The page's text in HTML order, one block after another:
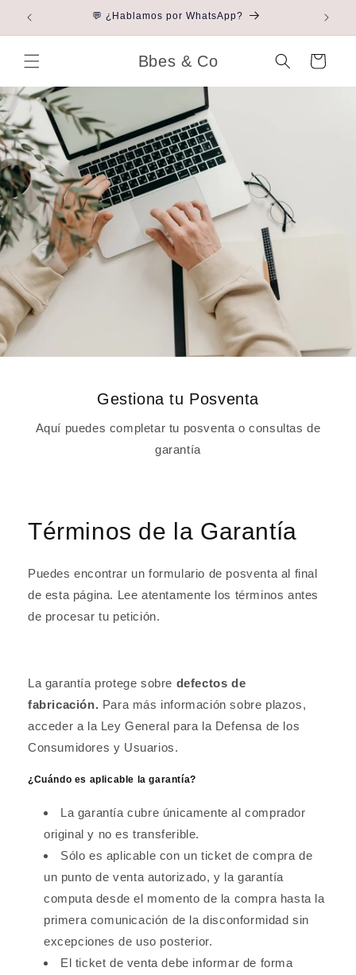
Ir directamente
al contenido
💬 ¿Hablamos por WhatsApp?
Bbes & Co Carrito
Gestiona tu Posventa
Aquí puedes completar tu posventa o consultas de
garantía
Términos de la Garantía
Puedes encontrar un formulario de posventa al final
de esta página. Lee atentamente los términos antes
de procesar tu petición.
La garantía protege sobre defectos de
fabricación. Para más información sobre plazos,
acceder a la Ley General para la Defensa de los
Consumidores y Usuarios.
¿Cuándo es aplicable la garantía?
La garantía cubre únicamente al comprador
original y no es transferible.
Sólo es aplicable con un ticket de compra de
un punto de venta autorizado, y la garantía
computa desde el momento de la compra hasta la
primera comunicación de la disconformidad sin
excepciones de uso posterior.
El ticket de venta debe informar de forma